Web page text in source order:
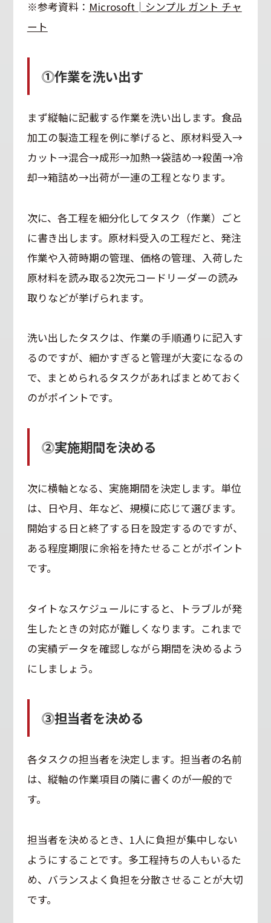
※参考資料： Microsoft│シンプル ガント チャ
ート
⓵作業を洗い出す
まず縦軸に記載する作業を洗い出します。食品
加工の製造工程を例に挙げると、原材料受入→
カット→混合→成形→加熱→袋詰め→殺菌→冷
却→箱詰め→出荷が一連の工程となります。
次に、各工程を細分化してタスク（作業）ごと
に書き出します。原材料受入の工程だと、発注
作業や入荷時期の管理、価格の管理、入荷した
原材料を読み取る2次元コードリーダーの読み
取りなどが挙げられます。
洗い出したタスクは、作業の手順通りに記入す
るのですが、細かすぎると管理が大変になるの
で、まとめられるタスクがあればまとめておく
のがポイントです。
⓶実施期間を決める
次に横軸となる、実施期間を決定します。単位
は、日や月、年など、規模に応じて選びます。
開始する日と終了する日を設定するのですが、
ある程度期限に余裕を持たせることがポイント
です。
タイトなスケジュールにすると、トラブルが発
生したときの対応が難しくなります。これまで
の実績データを確認しながら期間を決めるよう
にしましょう。
⓷担当者を決める
各タスクの担当者を決定します。担当者の名前
は、縦軸の作業項目の隣に書くのが一般的で
す。
担当者を決めるとき、1人に負担が集中しない
ようにすることです。多工程持ちの人もいるた
め、バランスよく負担を分散させることが大切
です。